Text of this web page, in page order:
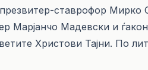
ставрофор Мирко
Марјанчо Мадевски и
Христови Тајни. По